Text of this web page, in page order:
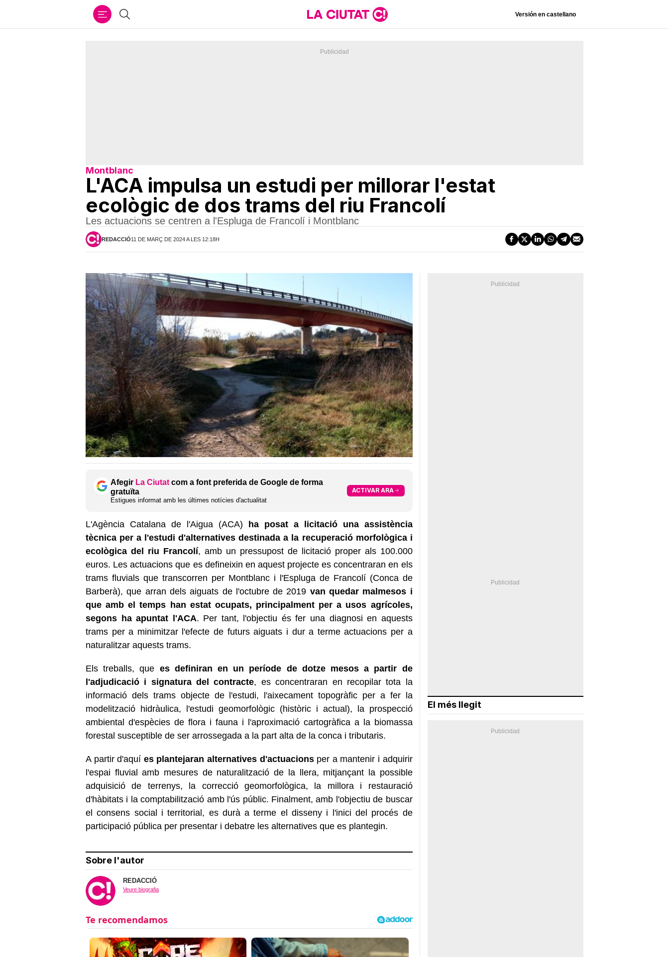
Cercar Versión en castellano
Montblanc
L'ACA impulsa un estudi per millorar l'estat
ecològic de dos trams del riu Francolí
Les actuacions se centren a l'Espluga de Francolí i Montblanc
REDACCIÓ11 DE MARÇ DE 2024 A LES 12:18H
Afegir La Ciutat com a font preferida de Google de forma
gratuïta
Estigues informat amb les últimes notícies d'actualitat
ACTIVAR ARA
L'Agència Catalana de l'Aigua (ACA) ha posat a licitació una assistència
tècnica per a l'estudi d'alternatives destinada a la recuperació morfològica i
ecològica del riu Francolí, amb un pressupost de licitació proper als 100.000
euros. Les actuacions que es defineixin en aquest projecte es concentraran en els
trams fluvials que transcorren per Montblanc i l'Espluga de Francolí (Conca de
Barberà), que arran dels aiguats de l'octubre de 2019 van quedar malmesos i
que amb el temps han estat ocupats, principalment per a usos agrícoles,
segons ha apuntat l'ACA. Per tant, l'objectiu és fer una diagnosi en aquests
trams per a minimitzar l'efecte de futurs aiguats i dur a terme actuacions per a
naturalitzar aquests trams.
Els treballs, que es definiran en un període de dotze mesos a partir de
l'adjudicació i signatura del contracte, es concentraran en recopilar tota la
informació dels trams objecte de l'estudi, l'aixecament topogràfic per a fer la
modelització hidràulica, l'estudi geomorfològic (històric i actual), la prospecció
ambiental d'espècies de flora i fauna i l'aproximació cartogràfica a la biomassa
forestal susceptible de ser arrossegada a la part alta de la conca i tributaris.
A partir d'aquí es plantejaran alternatives d'actuacionsper a mantenir i adquirir
l'espai fluvial amb mesures de naturalització de la llera, mitjançant la possible
adquisició de terrenys, la correcció geomorfològica, la millora i restauració
d'hàbitats i la comptabilització amb l'ús públic. Finalment, amb l'objectiu de buscar
el consens social i territorial, es durà a terme el disseny i l'inici del procés de
participació pública per presentar i debatre les alternatives que es plantegin.
Sobre l'autor
REDACCIÓ
Veure biografia
El més llegit